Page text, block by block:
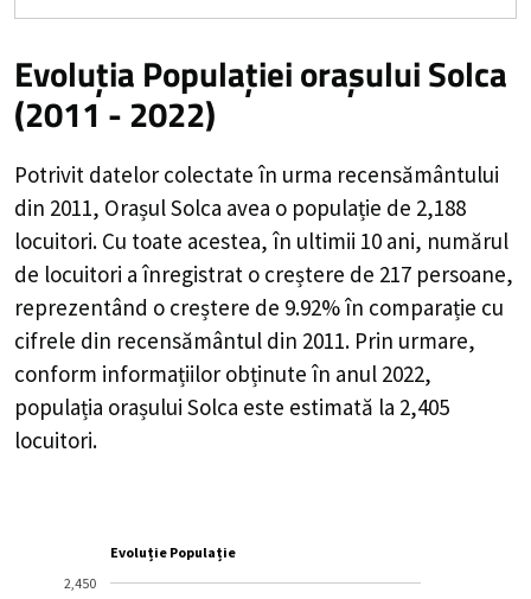
Evoluția Populației orașului Solca
(2011 - 2022)
Potrivit datelor colectate în urma recensământului
din 2011, Orașul Solca avea o populație de 2,188
locuitori. Cu toate acestea, în ultimii 10 ani, numărul
de locuitori a înregistrat o creștere de 217 persoane,
reprezentând o creștere de 9.92%în comparație cu
cifrele din recensământul din 2011. Prin urmare,
conform informațiilor obținute în anul 2022,
populația orașului Solca este estimată la 2,405
locuitori.
Evoluție Populație
2,450